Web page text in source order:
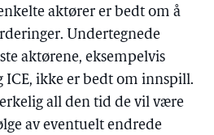
aktører er bedt om å
Undertegnede
aktørene, eksempelvis
ICE, ikke er bedt om innspill.
all den tid de vil være
av eventuelt endrede